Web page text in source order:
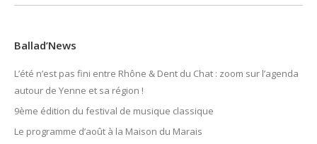
Ballad’News
L’été n’est pas fini entre Rhône & Dent du Chat : zoom sur l’agenda
autour de Yenne et sa région !
9ème édition du festival de musique classique
Le programme d’août à la Maison du Marais